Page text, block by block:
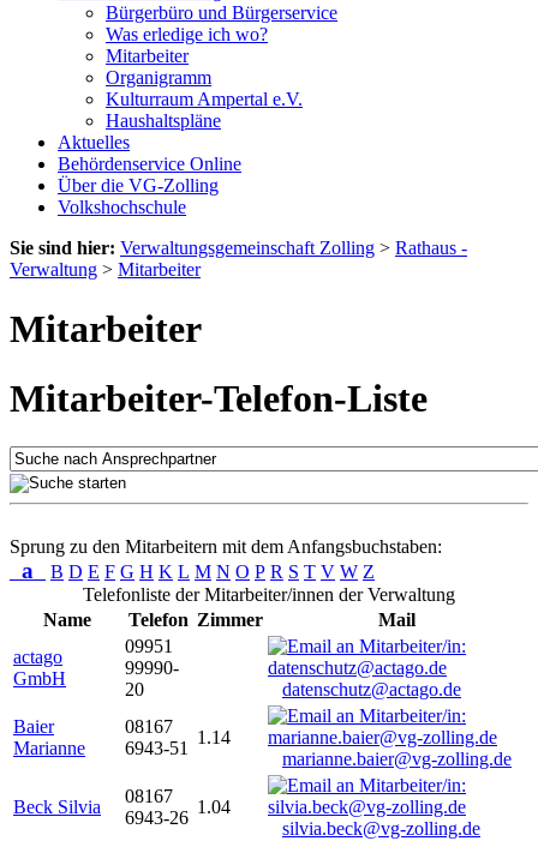
Bürgerbüro und Bürgerservice
Was erledige ich wo?
Mitarbeiter
Organigramm
Kulturraum Ampertal e.V.
Haushaltspläne
Aktuelles
Behördenservice Online
Über die VG-Zolling
Volkshochschule
Sie sind hier: Verwaltungsgemeinschaft Zolling > Rathaus -
Verwaltung > Mitarbeiter
Mitarbeiter
Mitarbeiter-Telefon-Liste
Sprung zu den Mitarbeitern mit dem Anfangsbuchstaben:
a B D E F G H K L M N O P R S T V W Z
Telefonliste der Mitarbeiter/innen der Verwaltung
Name
Telefon Zimmer
Mail
actago
GmbH
09951
99990-
20
datenschutz@actago.de
Baier
Marianne
08167
6943-51
1.14
marianne.baier@vg-zolling.de
Beck Silvia
08167
6943-26
1.04
silvia.beck@vg-zolling.de